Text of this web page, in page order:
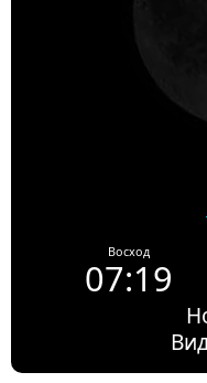
Восход
07:19